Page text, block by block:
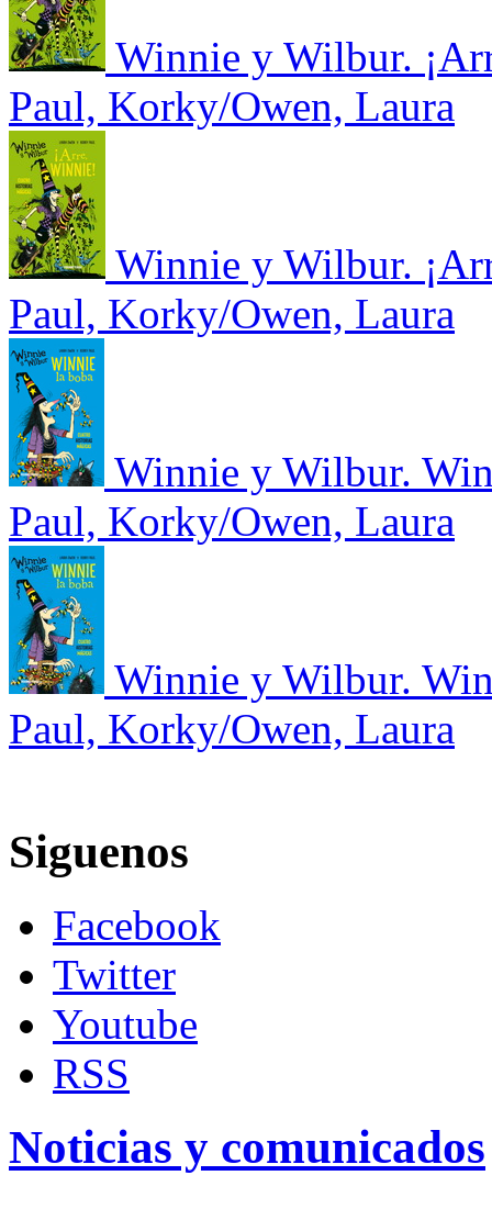
Winnie y Wilbur.
Paul, Korky/Owen, Laura
Winnie y Wilbur.
Paul, Korky/Owen, Laura
Winnie y Wilbur.
Paul, Korky/Owen, Laura
Winnie y Wilbur.
Paul, Korky/Owen, Laura
Siguenos
Facebook
Twitter
Youtube
RSS
Noticias y comunicados